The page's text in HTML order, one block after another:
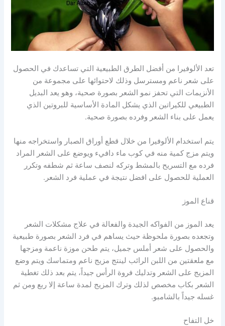
تعد الألوفيرا من أفضل الطرق الطبيعية التي تساعدك في الحصول
على شعر ناعم ومسترسل وذلك لاحتوائها على مجموعة من
الأنزيمات التي تحفز نمو الشعر بصورة صحية، وهو يعد البديل
الطبيعي للكيراتين الذي يشكل المادة الأساسية للبروتين الذي
يعمل على بناء الشعر وفرده بصورة صحية.
يتم استخدام الألوفيرا من خلال قطع أوراق الصبار واستخراجه منها
ويتم مزج كمية منه في كوب ماء دافيء ويوضع على الشعر المراد
فرده مع التسريح بالمشط وتركه لنصف ساعة ثم شطفه وتكرر
العملية للحصول على افضل نتيجة في عملية فرد الشعر.
قناع الموز
يعد الموز من الفواكه الجيدة والفعالة في علاج مشكلات الشعر
وتجعده بصورة ملحوظة حيث يساهم في فرد الشعر بصورة طبيعية
والحصول على شعر أملس جميل، يتم طحن موزة ناعمة ومزجها
مع ملعقتين من اللبن الرائب لينتج مزيج ناعم ومتماسك ويتم وضع
المزيج على الشعر وتدليك فروة الرأس جيداً، يتم بعد ذلك تغطية
الشعر بكاب مخصص لذلك وترك المزيج لمدة ساعة إلا ربع ومن ثم
غسله جيداً بالشامبو.
خل التفاح